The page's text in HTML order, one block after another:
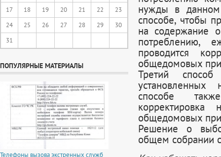
17
18 19 20 21 22
23
24
25 26 27 28 29
30
31
ПОПУЛЯРНЫЕ МАТЕРИАЛЫ
Телефоны вызова экстренных служб
нужды в
способе, чтобы
на содержание
потреблению,
проводится
общедомовых
Третий
способе
корректировка
общедомовых
Решение о
общем собрании